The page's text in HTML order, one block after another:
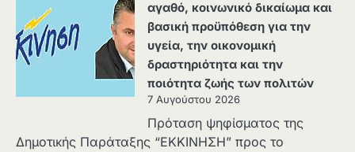
αγαθό, κοινωνικό δικαίωμα και
βασική προϋπόθεση για την
υγεία, την οικονομική
δραστηριότητα και την
ποιότητα ζωής των πολιτών
7 Αυγούστου 2026
Πρόταση ψηφίσματος της
Δημοτικής Παράταξης “ΕΚΚΙΝΗΣΗ” προς το